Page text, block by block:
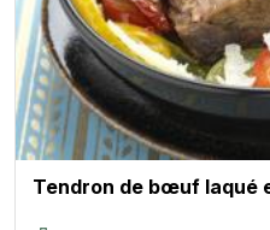
Tendron de bœuf laqué